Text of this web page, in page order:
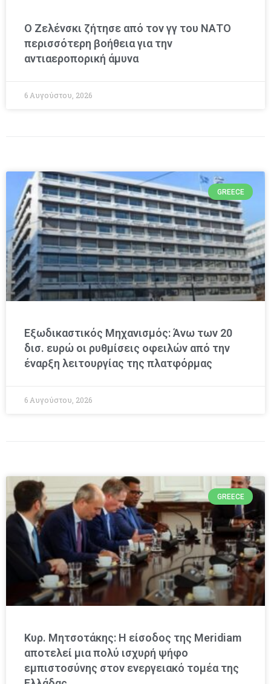
Ο Ζελένσκι ζήτησε από τον γγ του ΝΑΤΟ
περισσότερη βοήθεια για την
αντιαεροπορική άμυνα
6 Αυγούστου, 2026
GREECE
Εξωδικαστικός Μηχανισμός: Άνω των 20
δισ. ευρώ οι ρυθμίσεις οφειλών από την
έναρξη λειτουργίας της πλατφόρμας
6 Αυγούστου, 2026
GREECE
Κυρ. Μητσοτάκης: Η είσοδος της Meridiam
αποτελεί μια πολύ ισχυρή ψήφο
εμπιστοσύνης στον ενεργειακό τομέα της